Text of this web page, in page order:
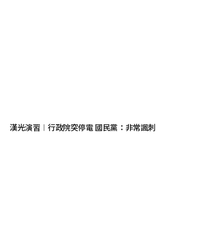
漢光演習︱行政院突停電 國民黨：非常諷刺